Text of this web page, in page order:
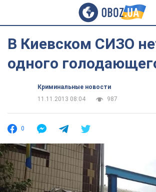
В Киевском СИЗО
одного
Криминальные новости
11.11.2013 08:04
987
0